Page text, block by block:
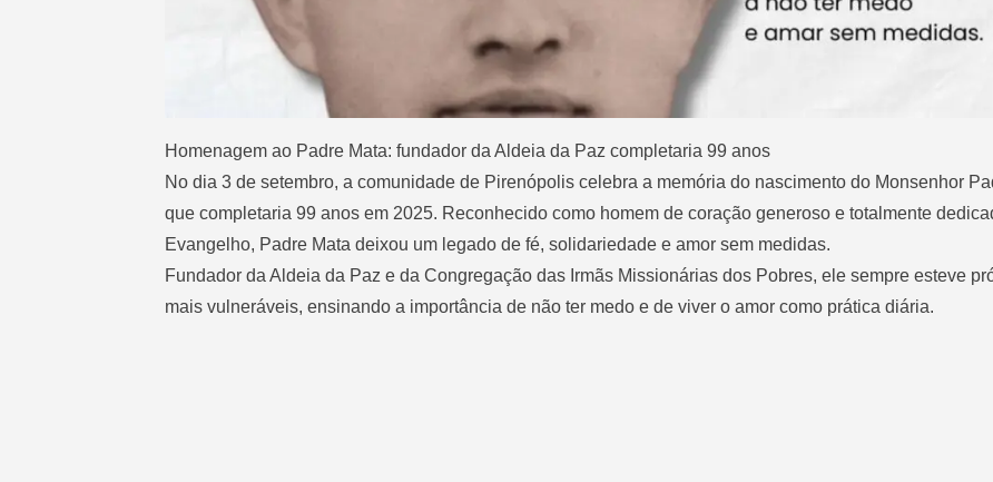
Homenagem ao Padre Mata: fundador da Aldeia da Paz completaria 99 anos
No dia 3 de setembro, a comunidade de Pirenópolis celebra a memória do nascimento do Monsenhor
que completaria 99 anos em 2025. Reconhecido como homem de coração generoso e totalmente
Evangelho, Padre Mata deixou um legado de fé, solidariedade e amor sem medidas.
Fundador da Aldeia da Paz e da Congregação das Irmãs Missionárias dos Pobres, ele sempre esteve
mais vulneráveis, ensinando a importância de não ter medo e de viver o amor como prática diária.